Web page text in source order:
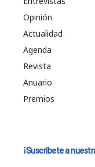
Opinión
Actualidad
Agenda
Revista
Anuario
Premios
¡Suscríbete a